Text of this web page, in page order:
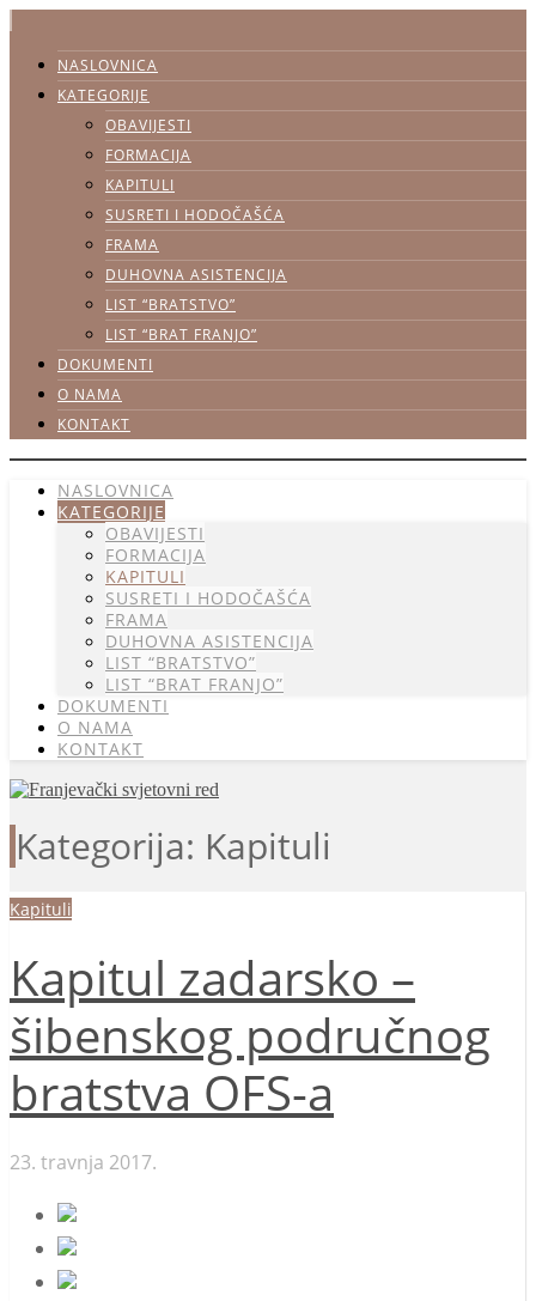
NASLOVNICA
KATEGORIJE
OBAVIJESTI
FORMACIJA
KAPITULI
SUSRETI I HODOČAŠĆA
FRAMA
DUHOVNA ASISTENCIJA
LIST “BRATSTVO”
LIST “BRAT FRANJO”
DOKUMENTI
O NAMA
KONTAKT
NASLOVNICA
KATEGORIJE
OBAVIJESTI
FORMACIJA
KAPITULI
SUSRETI I HODOČAŠĆA
FRAMA
DUHOVNA ASISTENCIJA
LIST “BRATSTVO”
LIST “BRAT FRANJO”
DOKUMENTI
O NAMA
KONTAKT
Kategorija: Kapituli
Kapituli
Kapitul zadarsko –
šibenskog područnog
bratstva OFS-a
23. travnja 2017.